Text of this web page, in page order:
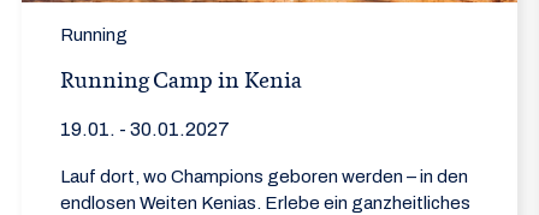
Running
Running Camp in Kenia
19.01. - 30.01.2027
Lauf dort, wo Champions geboren werden – in den
endlosen Weiten Kenias. Erlebe ein ganzheitliches